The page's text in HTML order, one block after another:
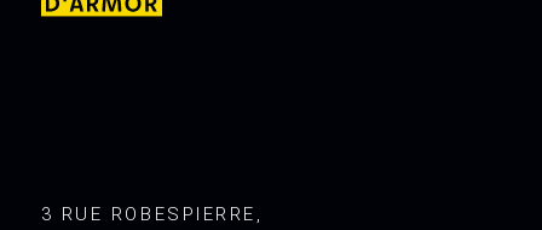
3 RUE ROBESPIERRE,